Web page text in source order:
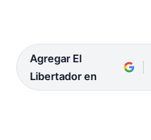
Agregar El
Libertador en